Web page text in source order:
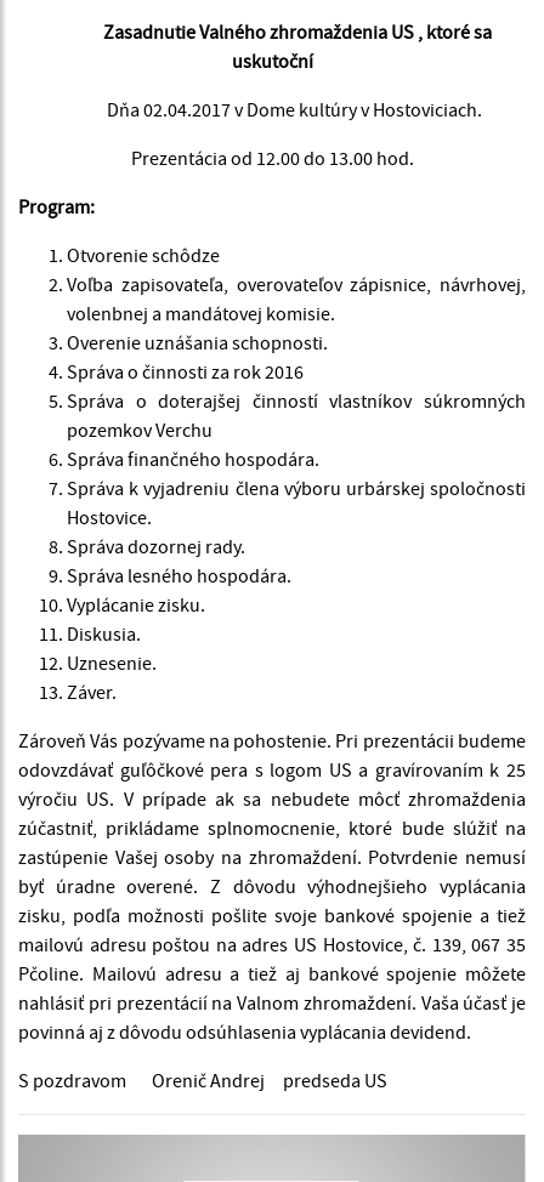
Zasadnutie Valného zhromaždenia US , ktoré sa
uskutoční
Dňa 02.04.2017 v Dome kultúry v Hostoviciach.
Prezentácia od 12.00 do 13.00 hod.
Program:
Otvorenie schôdze
Voľba zapisovateľa, overovateľov zápisnice, návrhovej,
volenbnej a mandátovej komisie.
Overenie uznášania schopnosti.
Správa o činnosti za rok 2016
Správa o doterajšej činností vlastníkov súkromných
pozemkov Verchu
Správa finančného hospodára.
Správa k vyjadreniu člena výboru urbárskej spoločnosti
Hostovice.
Správa dozornej rady.
Správa lesného hospodára.
Vyplácanie zisku.
Diskusia.
Uznesenie.
Záver.
Zároveň Vás pozývame na pohostenie. Pri prezentácii budeme
odovzdávať guľôčkové pera s logom US a gravírovaním k 25
výročiu US. V prípade ak sa nebudete môcť zhromaždenia
zúčastniť, prikládame splnomocnenie, ktoré bude slúžiť na
zastúpenie Vašej osoby na zhromaždení. Potvrdenie nemusí
byť úradne overené. Z dôvodu výhodnejšieho vyplácania
zisku, podľa možnosti pošlite svoje bankové spojenie a tiež
mailovú adresu poštou na adres US Hostovice, č. 139, 067 35
Pčoline. Mailovú adresu a tiež aj bankové spojenie môžete
nahlásiť pri prezentácií na Valnom zhromaždení. Vaša účasť je
povinná aj z dôvodu odsúhlasenia vyplácania devidend.
S pozdravom Orenič Andrej predseda US